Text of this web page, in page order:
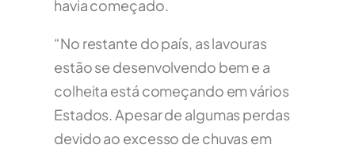
havia começado.
“No restante do país, as lavouras
estão se desenvolvendo bem e a
colheita está começando em vários
Estados. Apesar de algumas perdas
devido ao excesso de chuvas em